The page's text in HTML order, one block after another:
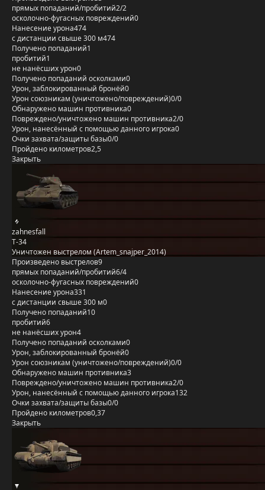
прямых попаданий/пробитий2/2
осколочно-фугасных повреждений0
Нанесение урона474
с дистанции свыше 300 м474
Получено попаданий1
пробитий1
не нанёсших урон0
Получено попаданий осколками0
Урон, заблокированный бронёй0
Урон союзникам (уничтожено/повреждений)0/0
Обнаружено машин противника0
Повреждено/уничтожено машин противника2/0
Урон, нанесённый с помощью данного игрока0
Очки захвата/защиты базы0/0
Пройдено километров2,5
Закрыть
zahnesfall
Т-34
Уничтожен выстрелом (Artem_snajper_2014)
Произведено выстрелов9
прямых попаданий/пробитий6/4
осколочно-фугасных повреждений0
Нанесение урона331
с дистанции свыше 300 м0
Получено попаданий10
пробитий6
не нанёсших урон4
Получено попаданий осколками0
Урон, заблокированный бронёй0
Урон союзникам (уничтожено/повреждений)0/0
Обнаружено машин противника3
Повреждено/уничтожено машин противника2/0
Урон, нанесённый с помощью данного игрока132
Очки захвата/защиты базы0/0
Пройдено километров0,37
Закрыть